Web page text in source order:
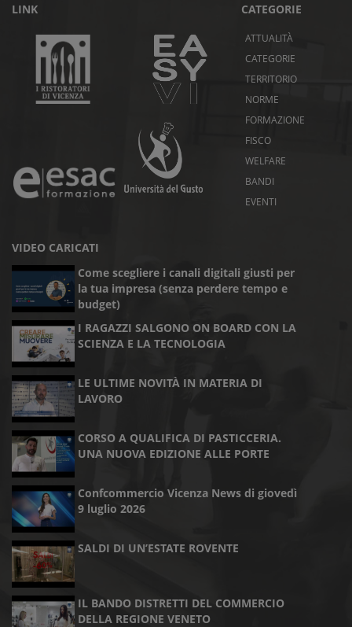
LINK CATEGORIE
ATTUALITÀ
CATEGORIE
TERRITORIO
NORME
FORMAZIONE
FISCO
WELFARE
BANDI
EVENTI
VIDEO CARICATI
Come scegliere i canali digitali giusti per
la tua impresa (senza perdere tempo e
budget)
I RAGAZZI SALGONO ON BOARD CON LA
SCIENZA E LA TECNOLOGIA
LE ULTIME NOVITÀ IN MATERIA DI
LAVORO
CORSO A QUALIFICA DI PASTICCERIA.
UNA NUOVA EDIZIONE ALLE PORTE
Confcommercio Vicenza News di giovedì
9 luglio 2026
SALDI DI UN’ESTATE ROVENTE
IL BANDO DISTRETTI DEL COMMERCIO
DELLA REGIONE VENETO